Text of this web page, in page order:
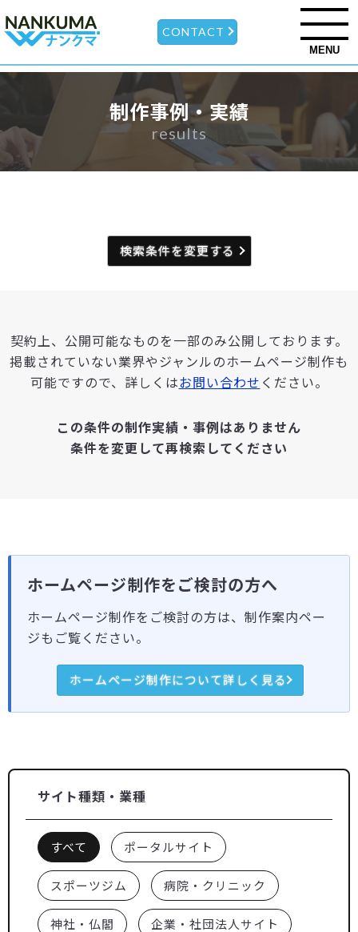
CONTACT
MENU
制作事例・実績
results
検索条件を変更する
契約上、公開可能なものを一部のみ公開しております。
掲載されていない業界やジャンルのホームページ制作も
可能ですので、詳しくはお問い合わせ ください。
この条件の制作実績・事例はありません
条件を変更して再検索してください
ホームページ制作をご検討の方へ
ホームページ制作をご検討の方は、制作案内ペー
ジもご覧ください。
ホームページ制作について詳しく見る
サイト種類・業種
すべて ポータルサイト
スポーツジム 病院・クリニック
神社・仏閣 企業・社団法人サイト